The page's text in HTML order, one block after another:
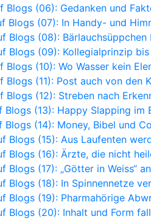
Blogs (06): Gedanken und
Blogs (07): In Handy- und
Blogs (08): Bärlauchsüppchen
Blogs (09): Kollegialprinzip
Blogs (10): Wo Wasser kein
Blogs (11): Post auch von den
Blogs (12): Streben nach
Blogs (13): Happy Slapping im
Blogs (14): Money, Bibel und
Blogs (15): Aus Laufenten
Blogs (16): Ärzte, die nicht
Blogs (17): „Götter in Weiss“
Blogs (18): In Spinnennetze
Blogs (19): Pharmahörige
Blogs (20): Inhalt und Form